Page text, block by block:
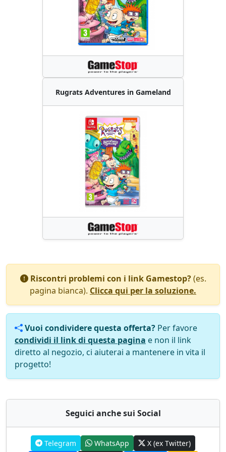
Rugrats Adventures in Gameland
Riscontri problemi con i link Gamestop?(es.
pagina bianca). Clicca qui per la soluzione.
Vuoi condividere questa offerta? Per favore
condividi il link di questa pagina e non il link
diretto al negozio, ci aiuterai a mantenere in vita il
progetto!
Seguici anche sui Social
Telegram WhatsApp X (ex Twitter)